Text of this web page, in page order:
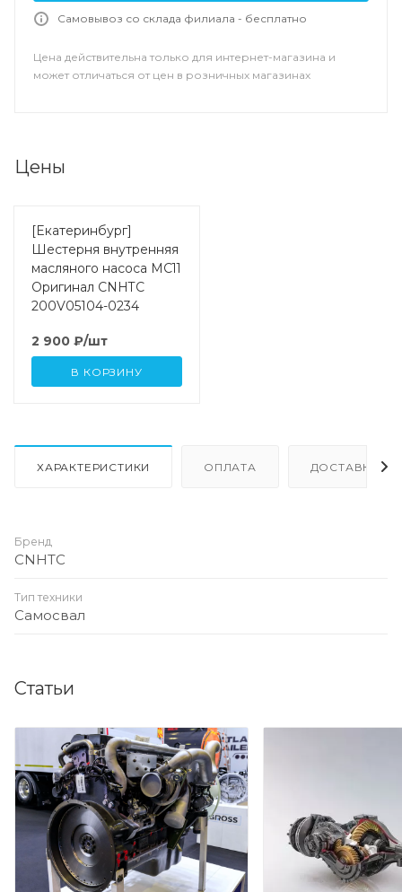
Самовывоз со склада филиала - бесплатно
Цена действительна только для интернет-магазина и
может отличаться от цен в розничных магазинах
Цены
[Екатеринбург]
Шестерня внутренняя
масляного насоса MC11
Оригинал CNHTC
200V05104-0234
2 900 ₽/шт
В КОРЗИНУ
ХАРАКТЕРИСТИКИ ОПЛАТА ДОСТАВКА
Бренд
CNHTC
Тип техники
Самосвал
Статьи